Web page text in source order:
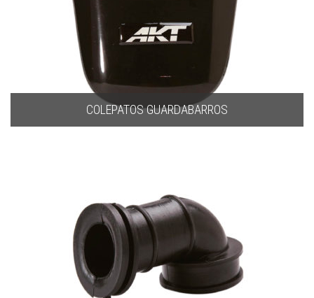
COLEPATOS GUARDABARROS